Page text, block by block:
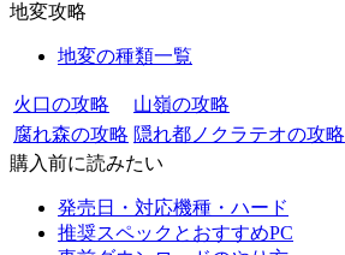
地変攻略
地変の種類一覧
火口の攻略
山嶺の攻略
腐れ森の攻略 隠れ都ノクラテオの攻略
購入前に読みたい
発売日・対応機種・ハード
推奨スペックとおすすめPC